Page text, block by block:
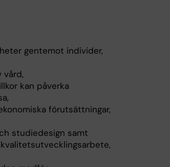
gentemot individer,
vård,
kan påverka
förutsättningar,
studiedesign samt